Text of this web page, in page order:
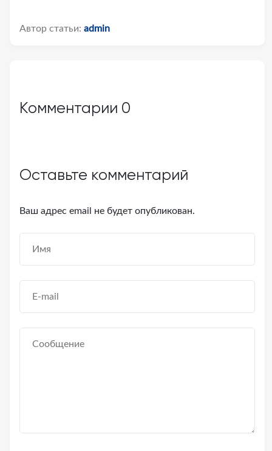
Автор статьи: admin
Комментарии 0
Оставьте комментарий
Ваш адрес email не будет опубликован.